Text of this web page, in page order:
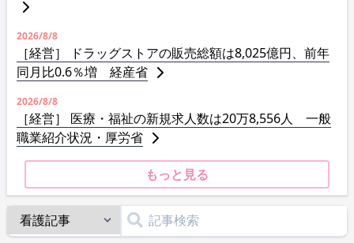
2026/8/8
［経営］ ドラッグストアの販売総額は8,025億円、前年
同月比0.6％増 経産省
2026/8/8
［経営］ 医療・福祉の新規求人数は20万8,556人 一般
職業紹介状況・厚労省
もっと見る